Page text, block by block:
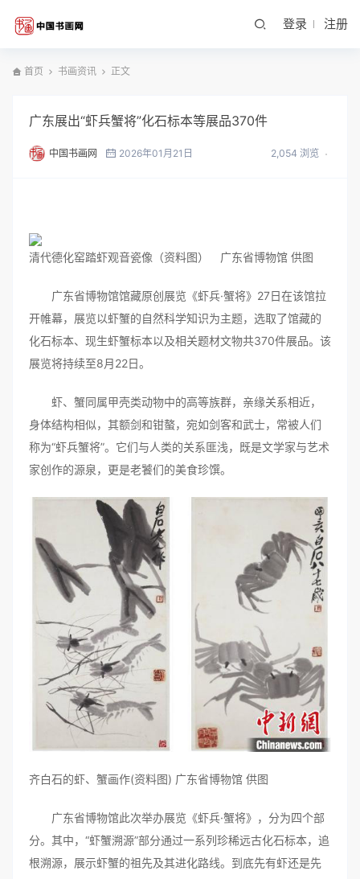
登录 注册
首页 书画资讯 正文
广东展出“虾兵蟹将”化石标本等展品370件
中国书画网 2026年01月21日 2,054 浏览
清代德化窑踏虾观音瓷像（资料图） 广东省博物馆 供图
广东省博物馆馆藏原创展览《虾兵·蟹将》27日在该馆拉
开帷幕，展览以虾蟹的自然科学知识为主题，选取了馆藏的
化石标本、现生虾蟹标本以及相关题材文物共370件展品。该
展览将持续至8月22日。
虾、蟹同属甲壳类动物中的高等族群，亲缘关系相近，
身体结构相似，其额剑和钳螯，宛如剑客和武士，常被人们
称为“虾兵蟹将”。它们与人类的关系匪浅，既是文学家与艺术
家创作的源泉，更是老饕们的美食珍馔。
齐白石的虾、蟹画作(资料图) 广东省博物馆 供图
广东省博物馆此次举办展览《虾兵·蟹将》，分为四个部
分。其中，“虾蟹溯源”部分通过一系列珍稀远古化石标本，追
根溯源，展示虾蟹的祖先及其进化路线。到底先有虾还是先